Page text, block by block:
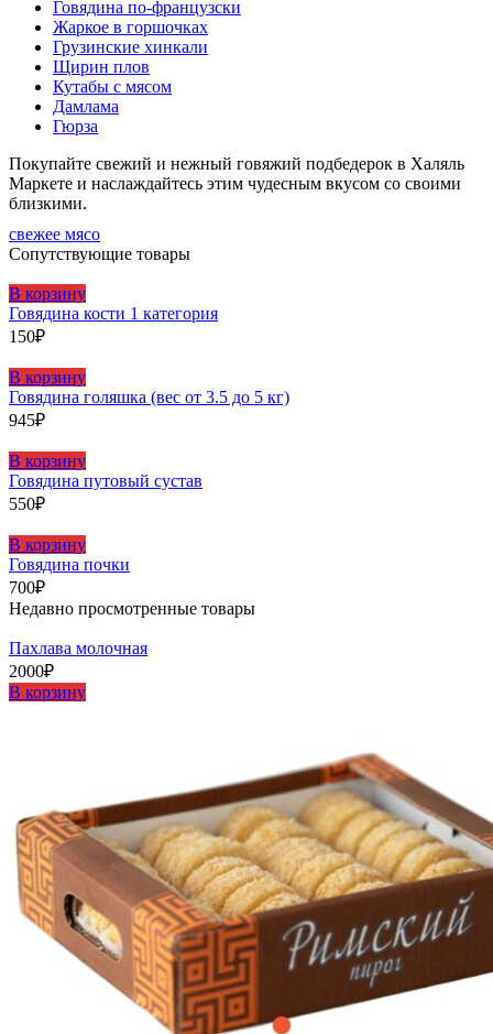
Говядина по-французски
Жаркое в горшочках
Грузинские хинкали
Щирин плов
Кутабы с мясом
Дамлама
Гюрза
Покупайте свежий и нежный говяжий подбедерок в Халяль
Маркете и наслаждайтесь этим чудесным вкусом со своими
близкими.
свежее мясо
Сопутствующие товары
В корзину
Говядина кости 1 категория
150₽
В корзину
Говядина голяшка (вес от 3.5 до 5 кг)
945₽
В корзину
Говядина путовый сустав
550₽
В корзину
Говядина почки
700₽
Недавно просмотренные товары
Пахлава молочная
2000₽
В корзину